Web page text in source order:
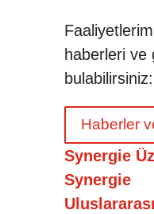
haberleri ve
bulabilirsiniz:
Haberler
Synergie
Synergie
Uluslararası